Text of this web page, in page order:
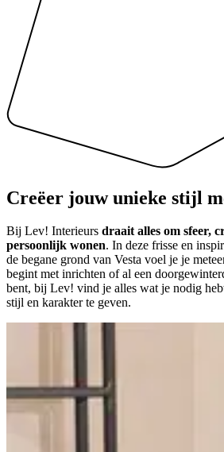
Creëer jouw unieke stijl
Bij Lev! Interieurs draait alles om sfeer,
persoonlijk wonen. In deze frisse en
de begane grond van Vesta voel je je
begint met inrichten of al een
bent, bij Lev! vind je alles wat je nodig
stijl en karakter te geven.